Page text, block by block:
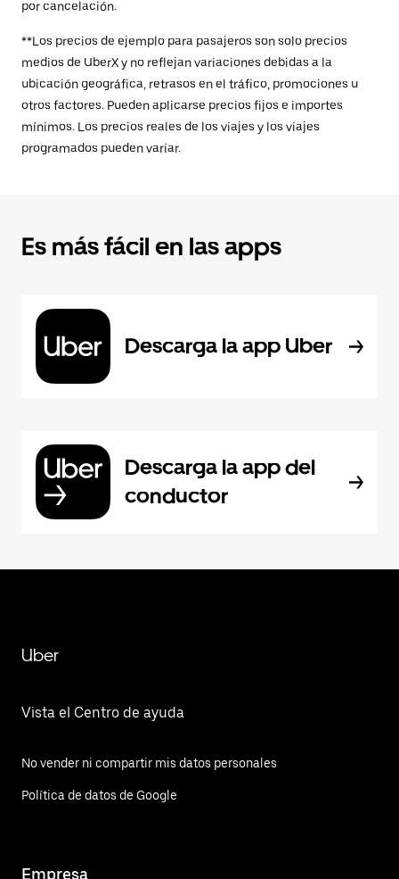
por cancelación.
**Los precios de ejemplo para pasajeros son solo precios
medios de UberX y no reflejan variaciones debidas a la
ubicación geográfica, retrasos en el tráfico, promociones u
otros factores. Pueden aplicarse precios fijos e importes
mínimos. Los precios reales de los viajes y los viajes
programados pueden variar.
Es más fácil en las apps
Descarga la app Uber
Descarga la app del
conductor
Uber
Vista el Centro de ayuda
No vender ni compartir mis datos personales
Política de datos de Google
Empresa